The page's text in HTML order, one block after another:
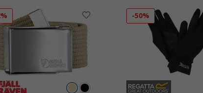
-50%